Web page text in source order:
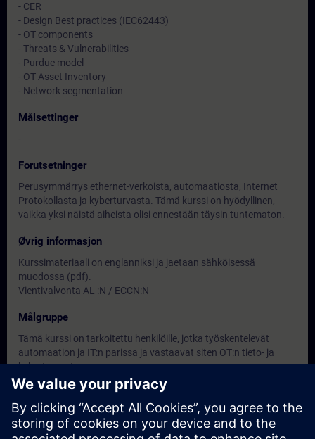
- CER
- Design Best practices (IEC62443)
- OT components
- Threats & Vulnerabilities
- Purdue model
- OT Asset Inventory
- Network segmentation
Målsettinger
-
Forutsetninger
Perusymmärrys ethernet-verkoista, automaatiosta, Internet
Protokollasta ja kyberturvasta. Tämä kurssi on hyödyllinen,
vaikka yksi näistä aiheista olisi ennestään täysin tuntematon.
Øvrig informasjon
Kurssimateriaali on englanniksi ja jaetaan sähköisessä
muodossa (pdf).
Vientivalvonta AL :N / ECCN:N
Målgruppe
Tämä kurssi on tarkoitettu henkilöille, jotka työskentelevät
automaation ja IT:n parissa ja vastaavat siten OT:n tieto- ja
kyberturvasta.
Datoer og påmelding